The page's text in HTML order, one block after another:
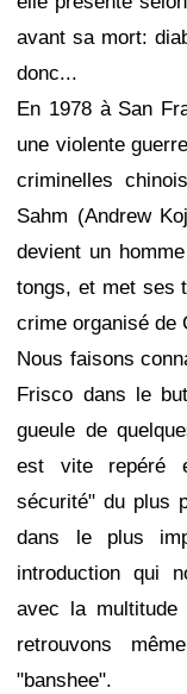
avant sa mort:
donc...
En 1978 à San
une violente
criminelles
Sahm (Andrew
devient un
tongs, et met ses
crime organisé de
Nous faisons
Frisco dans le
gueule de
est vite repéré
sécurité" du plus
dans le plus
introduction qui
avec la multitude
retrouvons
"banshee".